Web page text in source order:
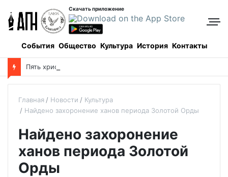
Скачать приложение
События Общество Культура История Контакты
Главная Новости
Культура
Найдено захоронение ханов периода Золотой Орды
Найдено захоронение
ханов периода Золотой
Орды